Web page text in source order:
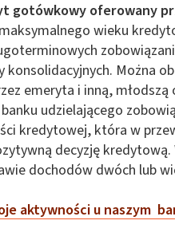
gotówkowy oferowany
wieku
konsolidacyjnych. Można
emeryta i inną,
udzielającego
kredytowej, która w
decyzję
dochodów dwóch lub
aktywności u naszym